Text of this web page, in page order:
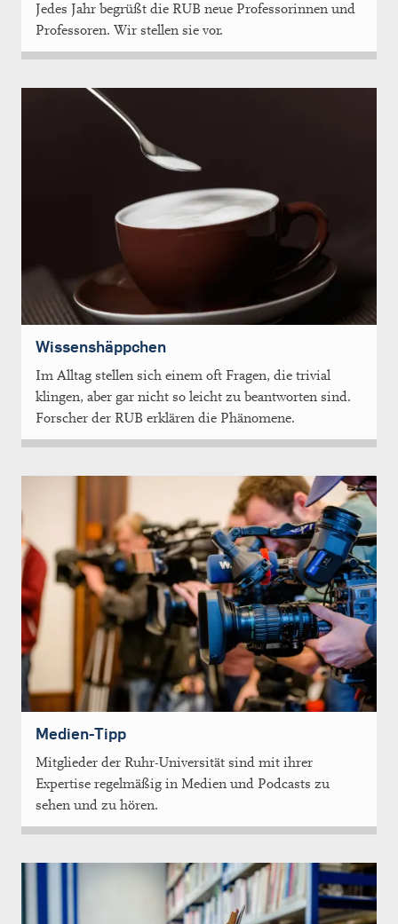
Jedes Jahr begrüßt die RUB neue Professorinnen und
Professoren. Wir stellen sie vor.
Wissenshäppchen
Im Alltag stellen sich einem oft Fragen, die trivial
klingen, aber gar nicht so leicht zu beantworten sind.
Forscher der RUB erklären die Phänomene.
Medien-Tipp
Mitglieder der Ruhr-Universität sind mit ihrer
Expertise regelmäßig in Medien und Podcasts zu
sehen und zu hören.